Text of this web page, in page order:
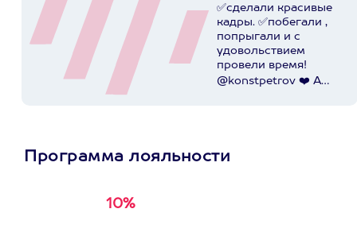
✅сделали красивые
кадры. ✅побегали ,
попрыгали и с
удовольствием
провели время!
@konstpetrov ❤️ А
Программа лояльности
10%